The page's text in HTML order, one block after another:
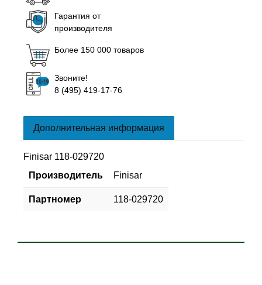
Гарантия от
производителя
Более 150 000 товаров
Звоните!
8 (495) 419-17-76
Дополнительная информация
Finisar 118-029720
Производитель
Finisar
Партномер 118-029720